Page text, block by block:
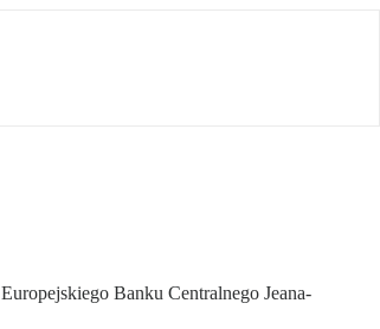
Banku Centralnego Jeana-